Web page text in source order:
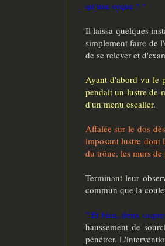
qu'une orque ? "
Il laissa quelques
simplement faire de
de se relever et
Ayant d'abord vu le
pendait un lustre de
d'un menu escalier.
Affalée sur le dos
imposant lustre dont
du trône, les murs
Terminant leur
commun que la
" Et bien, deux
haussement de
pénétrer.